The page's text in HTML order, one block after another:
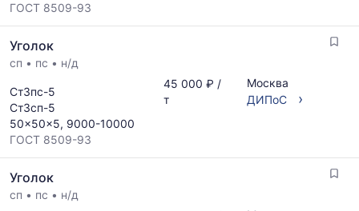
ГОСТ 8509-93
Уголок
сп • пс • н/д
Ст3пс-5
Ст3сп-5
50x50x5, 9000-10000
ГОСТ 8509-93
45 000 ₽ /
т
Москва
ДИПоС
›
Уголок
сп • пс • н/д